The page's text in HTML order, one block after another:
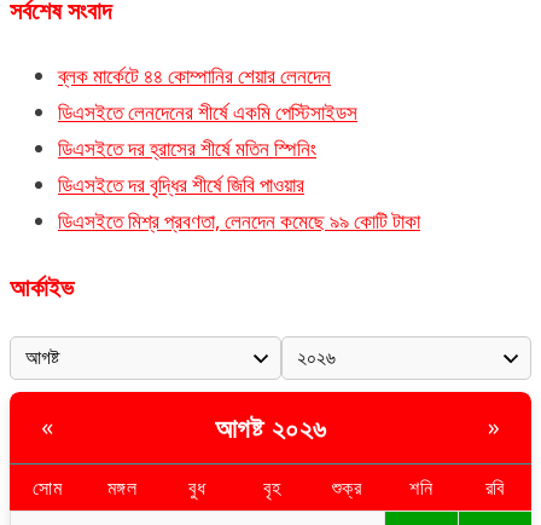
সর্বশেষ সংবাদ
ব্লক মার্কেটে ৪৪ কোম্পানির শেয়ার লেনদেন
ডিএসইতে লেনদেনের শীর্ষে একমি পেস্টিসাইডস
ডিএসইতে দর হ্রাসের শীর্ষে মতিন স্পিনিং
ডিএসইতে দর বৃদ্ধির শীর্ষে জিবি পাওয়ার
ডিএসইতে মিশ্র প্রবণতা, লেনদেন কমেছে ৯৯ কোটি টাকা
আর্কাইভ
« আগষ্ট ২০২৬ »
সোম মঙ্গল বুধ বৃহ শুক্র শনি রবি